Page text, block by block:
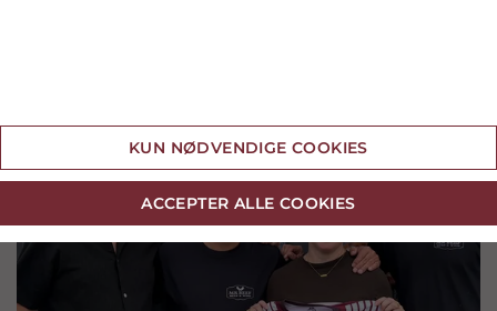
KUN NØDVENDIGE COOKIES
ACCEPTER ALLE COOKIES